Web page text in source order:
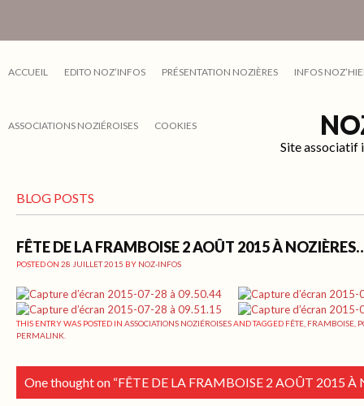
ACCUEIL EDITO NOZ’INFOS PRÉSENTATION NOZIÈRES INFOS
ASSOCIATIONS NOZIÉROISES COOKIES
Site associatif
BLOG POSTS
FÊTE DE LA FRAMBOISE 2 AOÛT 2015 À
POSTED ON 28 JUILLET 2015 BY NOZ-INFOS
THIS ENTRY WAS POSTED IN ASSOCIATIONS NOZIÉROISESAND TAGGED FÊTE FRAMBOISE
PERMALINK
One thought on “FÊTE DE LA FRAMBOISE 2 AOÛT 2015 À